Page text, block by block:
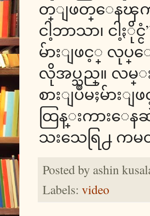
တ္ျဖတ္ေနၾကတ
ငါ့ဘာသာ၊ ငါ့ႏို
မ်ားျဖင့္ လုပ္ေ
လိုအပ္သည္။ လမ္း
စားျပဳမႈမ်ား
ထြန္းကားေန
သးသေရြ႕ ကမ
Posted by ashin
Labels: video